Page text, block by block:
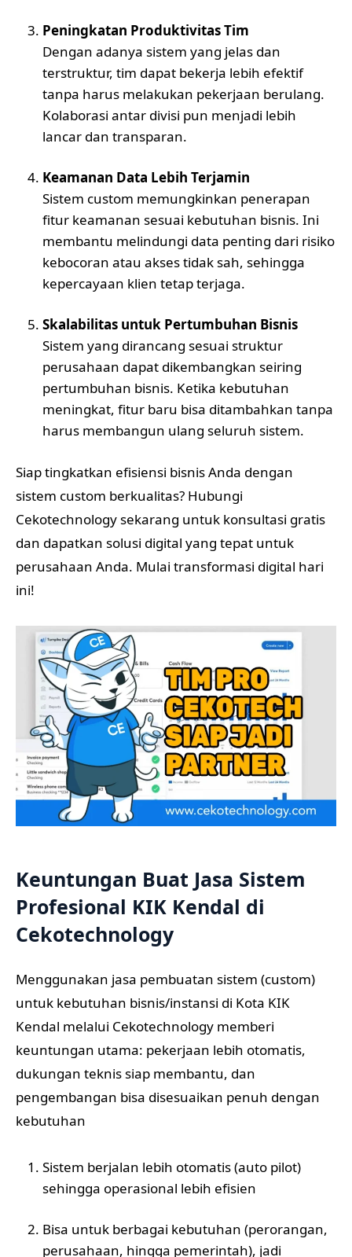
Peningkatan Produktivitas Tim
Dengan adanya sistem yang jelas dan
terstruktur, tim dapat bekerja lebih efektif
tanpa harus melakukan pekerjaan berulang.
Kolaborasi antar divisi pun menjadi lebih
lancar dan transparan.
Keamanan Data Lebih Terjamin
Sistem custom memungkinkan penerapan
fitur keamanan sesuai kebutuhan bisnis. Ini
membantu melindungi data penting dari risiko
kebocoran atau akses tidak sah, sehingga
kepercayaan klien tetap terjaga.
Skalabilitas untuk Pertumbuhan Bisnis
Sistem yang dirancang sesuai struktur
perusahaan dapat dikembangkan seiring
pertumbuhan bisnis. Ketika kebutuhan
meningkat, fitur baru bisa ditambahkan tanpa
harus membangun ulang seluruh sistem.
Siap tingkatkan efisiensi bisnis Anda dengan
sistem custom berkualitas? Hubungi
Cekotechnology sekarang untuk konsultasi gratis
dan dapatkan solusi digital yang tepat untuk
perusahaan Anda. Mulai transformasi digital hari
ini!
Keuntungan Buat Jasa Sistem
Profesional KIK Kendal di
Cekotechnology
Menggunakan jasa pembuatan sistem (custom)
untuk kebutuhan bisnis/instansi di Kota KIK
Kendal melalui Cekotechnology memberi
keuntungan utama: pekerjaan lebih otomatis,
dukungan teknis siap membantu, dan
pengembangan bisa disesuaikan penuh dengan
kebutuhan
Sistem berjalan lebih otomatis (auto pilot)
sehingga operasional lebih efisien
Bisa untuk berbagai kebutuhan (perorangan,
perusahaan, hingga pemerintah), jadi